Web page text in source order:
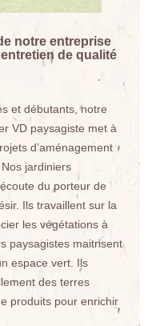
notre entreprise
de qualité
et débutants, notre
VD paysagiste met à
d’aménagement
jardiniers
du porteur de
Ils travaillent sur la
les végétations à
paysagistes maitrisent
espace vert. Ils
des terres
produits pour enrichir